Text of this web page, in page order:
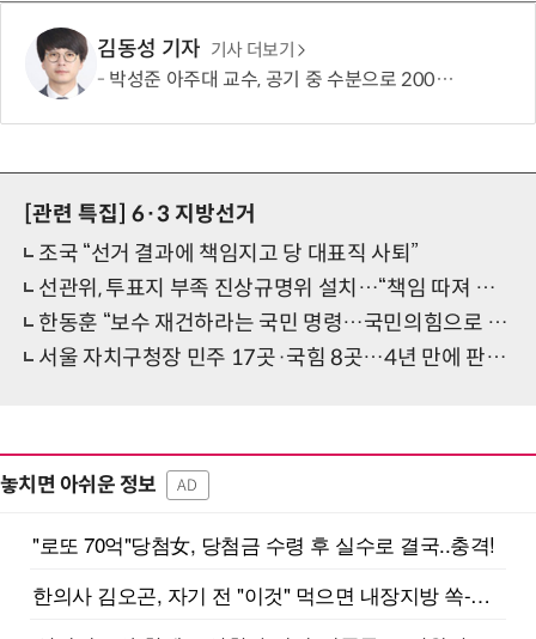
김동성 기자 기사 더보기
박성준 아주대 교수, 공기 중 수분으로 200㎛ 피부 부착 전지 개발
[관련 특집] 6·3 지방선거
조국 “선거 결과에 책임지고 당 대표직 사퇴”
선관위, 투표지 부족 진상규명위 설치…“책임 따져 결과 밝히겠다”
한동훈 “보수 재건하라는 국민 명령…국민의힘으로 돌아갈 것”
서울 자치구청장 민주 17곳·국힘 8곳…4년 만에 판세 정반대로
놓치면 아쉬운 정보 AD